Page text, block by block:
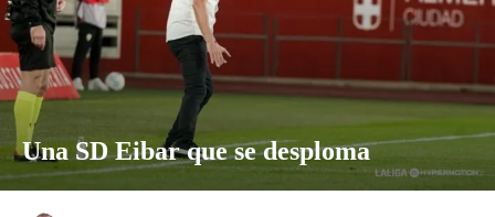
Una SD Eibar que se desploma